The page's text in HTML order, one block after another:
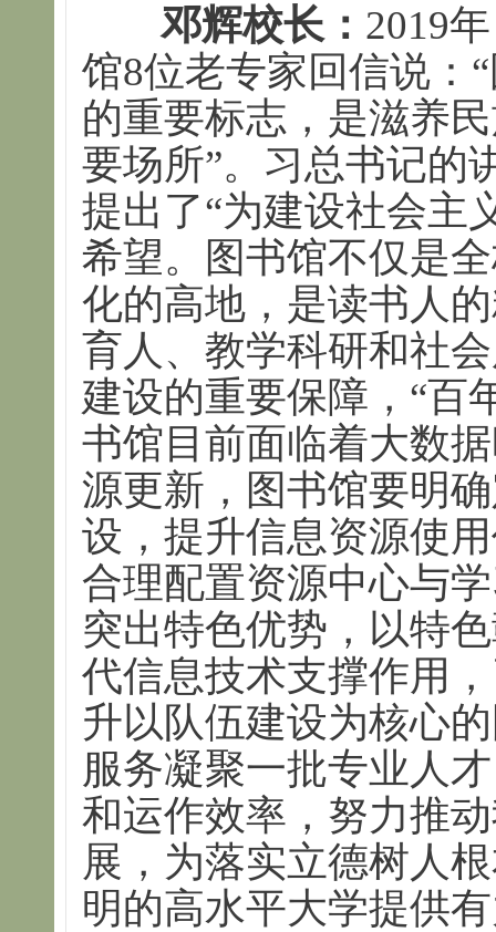
邓辉校长： 2019
馆8位老专家回信说：
的重要标志，是滋养
要场所”。习总书记的
提出了“为建设社会主
希望。图书馆不仅是
化的高地，是读书人
育人、教学科研和社
建设的重要保障，“百
书馆目前面临着大数
源更新，图书馆要明
设，提升信息资源使
合理配置资源中心与
突出特色优势，以特
代信息技术支撑作用
升以队伍建设为核心
服务凝聚一批专业人
和运作效率，努力推
展，为落实立德树人
明的高水平大学提供